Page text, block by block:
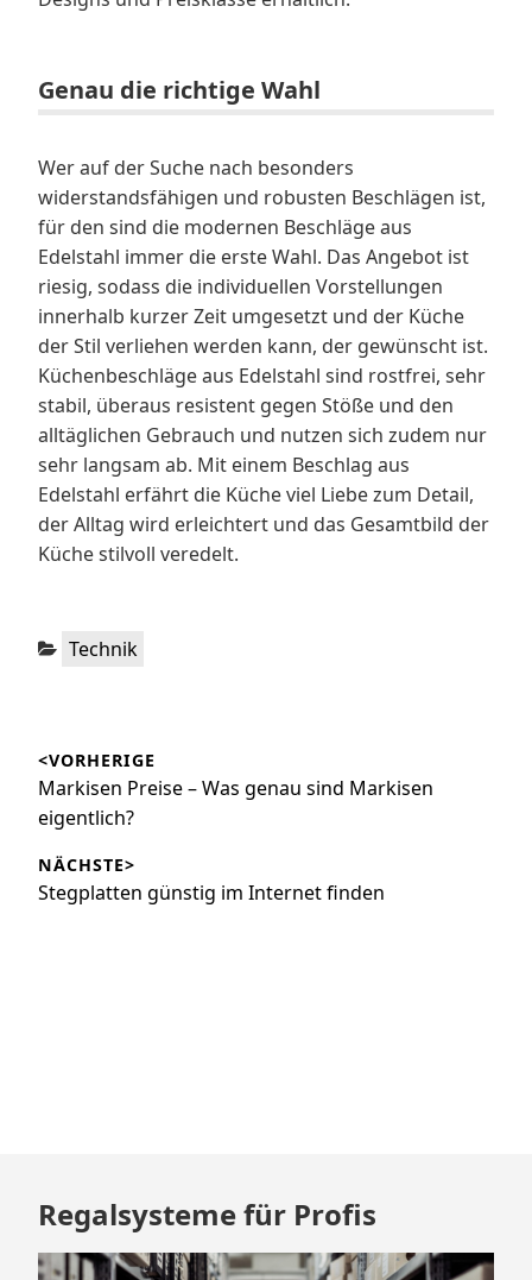
Genau die richtige Wahl
Wer auf der Suche nach besonders
widerstandsfähigen und robusten Beschlägen ist,
für den sind die modernen Beschläge aus
Edelstahl immer die erste Wahl. Das Angebot ist
riesig, sodass die individuellen Vorstellungen
innerhalb kurzer Zeit umgesetzt und der Küche
der Stil verliehen werden kann, der gewünscht ist.
Küchenbeschläge aus Edelstahl sind rostfrei, sehr
stabil, überaus resistent gegen Stöße und den
alltäglichen Gebrauch und nutzen sich zudem nur
sehr langsam ab. Mit einem Beschlag aus
Edelstahl erfährt die Küche viel Liebe zum Detail,
der Alltag wird erleichtert und das Gesamtbild der
Küche stilvoll veredelt.
Kategorien:
Technik
<VORHERIGE
Vorheriger
Beitrag:
Markisen Preise – Was genau sind Markisen
eigentlich?
NÄCHSTE>
Nächster
Stegplatten günstig im Internet finden
Zum
Footer
springen
Regalsysteme für Profis